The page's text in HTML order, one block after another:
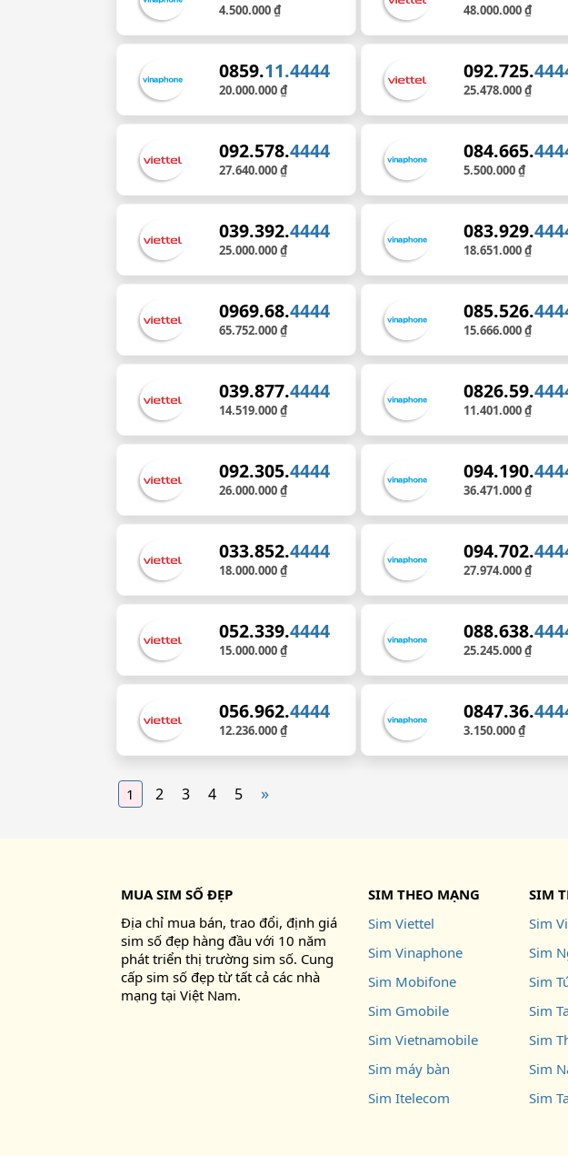
4.500.000 ₫ 48.000.000 ₫
0859.11.4444
20.000.000 ₫
092.725.
25.478.000 ₫
092.578.4444
27.640.000 ₫
084.665.
5.500.000 ₫
039.392.4444
25.000.000 ₫
083.929.
18.651.000 ₫
0969.68.4444
65.752.000 ₫
085.526.
15.666.000 ₫
039.877.4444
14.519.000 ₫
0826.59.
11.401.000 ₫
092.305.4444
26.000.000 ₫
094.190.
36.471.000 ₫
033.852.4444
18.000.000 ₫
094.702.
27.974.000 ₫
052.339.4444
15.000.000 ₫
088.638.
25.245.000 ₫
056.962.4444
12.236.000 ₫
0847.36.
3.150.000 ₫
1 2 3 4 5 »
MUA SIM SỐ ĐẸP
Địa chỉ mua bán, trao đổi, định giá
sim số đẹp hàng đầu với 10 năm
phát triển thị trường sim số. Cung
cấp sim số đẹp từ tất cả các nhà
mạng tại Việt Nam.
SIM THEO MẠNG
Sim Viettel
Sim Vinaphone
Sim Mobifone
Sim Gmobile
Sim Vietnamobile
Sim máy bàn
Sim Itelecom
SIM
Sim
Sim
Sim
Sim
Sim
Sim
Sim